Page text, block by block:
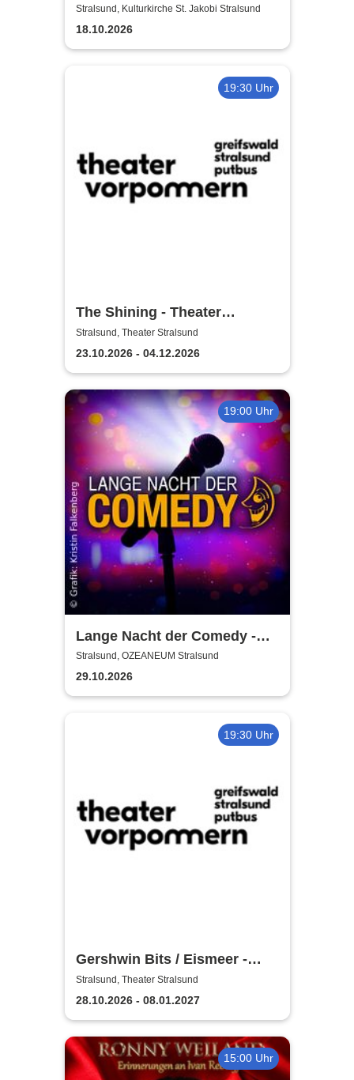
Band
Stralsund, Kulturkirche St. Jakobi Stralsund
18.10.2026
19:30 Uhr
The Shining - Theater
Vorpommern
Stralsund, Theater Stralsund
23.10.2026 - 04.12.2026
19:00 Uhr
Lange Nacht der Comedy -
Die Stadt lacht
Stralsund, OZEANEUM Stralsund
29.10.2026
19:30 Uhr
Gershwin Bits / Eismeer -
Theater Vorpommern
Stralsund, Theater Stralsund
28.10.2026 - 08.01.2027
15:00 Uhr